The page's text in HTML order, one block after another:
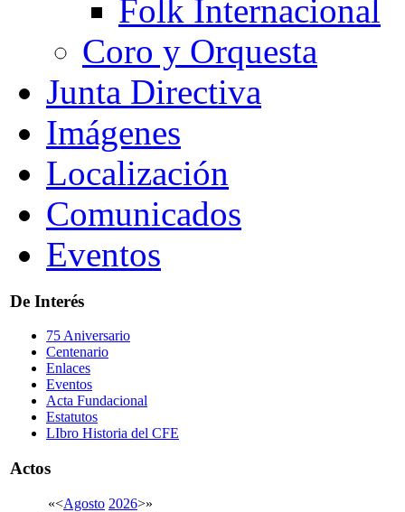
Folk Internacional
Coro y Orquesta
Junta Directiva
Imágenes
Localización
Comunicados
Eventos
De Interés
75 Aniversario
Centenario
Enlaces
Eventos
Acta Fundacional
Estatutos
LIbro Historia del CFE
Actos
«<Agosto 2026>»